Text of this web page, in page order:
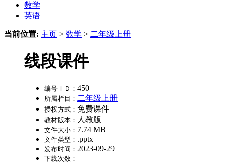
数学
英语
当前位置: 主页 > 数学 > 二年级上册
线段课件
编号ＩＤ： 450
所属栏目： 二年级上册
授权方式： 免费课件
教材版本： 人教版
文件大小： 7.74 MB
文件类型： .pptx
发布时间： 2023-09-29
下载次数：